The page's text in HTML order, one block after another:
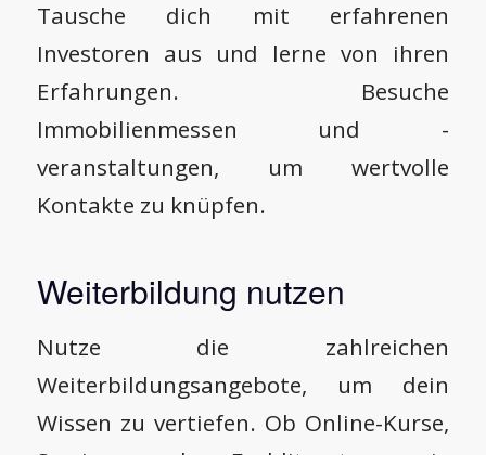
Tausche dich mit erfahrenen
Investoren aus und lerne von ihren
Erfahrungen. Besuche
Immobilienmessen und -
veranstaltungen, um wertvolle
Kontakte zu knüpfen.
Weiterbildung nutzen
Nutze die zahlreichen
Weiterbildungsangebote, um dein
Wissen zu vertiefen. Ob Online-Kurse,